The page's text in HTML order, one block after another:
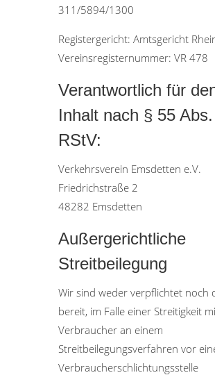
311/5894/1300
Registergericht: Amtsgericht
Vereinsregisternummer: VR 478
Verantwortlich für
Inhalt nach § 55
RStV:
Verkehrsverein Emsdetten e.V.
Friedrichstraße 2
48282 Emsdetten
Außergerichtliche
Streitbeilegung
Wir sind weder verpflichtet noch
bereit, im Falle einer Streitigkeit
Verbraucher an einem
Streitbeilegungsverfahren vor
Verbraucherschlichtungsstelle